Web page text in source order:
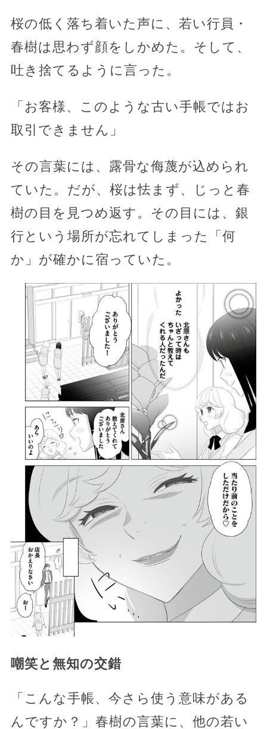
桜の低く落ち着いた声に、若い行員・
春樹は思わず顔をしかめた。そして、
吐き捨てるように言った。
「お客様、このような古い手帳ではお
取引できません」
その言葉には、露骨な侮蔑が込められ
ていた。だが、桜は怯まず、じっと春
樹の目を見つめ返す。その目には、銀
行という場所が忘れてしまった「何
か」が確かに宿っていた。
嘲笑と無知の交錯
「こんな手帳、今さら使う意味がある
んですか？」春樹の言葉に、他の若い